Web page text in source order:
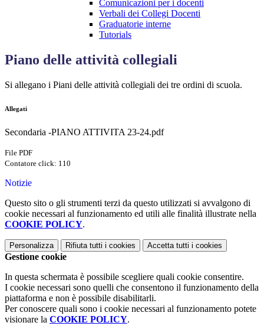
Comunicazioni per i docenti
Verbali dei Collegi Docenti
Graduatorie interne
Tutorials
Piano delle attività collegiali
Si allegano i Piani delle attività collegiali dei tre ordini di scuola.
Allegati
Secondaria -PIANO ATTIVITA 23-24.pdf
File PDF
Contatore click: 110
Notizie
Questo sito o gli strumenti terzi da questo utilizzati si avvalgono di
cookie necessari al funzionamento ed utili alle finalità illustrate nella
COOKIE POLICY.
Personalizza Rifiuta tutti i cookies Accetta tutti i cookies
Gestione cookie
In questa schermata è possibile scegliere quali cookie consentire.
I cookie necessari sono quelli che consentono il funzionamento della
piattaforma e non è possibile disabilitarli.
Per conoscere quali sono i cookie necessari al funzionamento potete
visionare la COOKIE POLICY.